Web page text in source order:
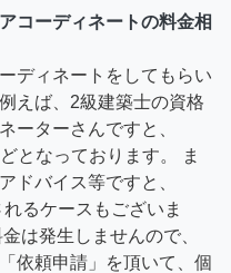
コーディネートの料金相
ディネートをしてもらい
えば、2級建築士の資格
ーターさんですと、
となっております。 ま
ドバイス等ですと、
るケースもございま
は発生しませんので、
依頼申請」を頂いて、個